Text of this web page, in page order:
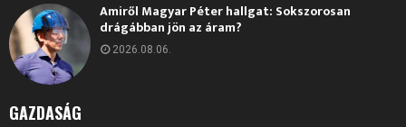
Amiről Magyar Péter hallgat: Sokszorosan
drágábban jön az áram?
2026.08.06.
GAZDASÁG